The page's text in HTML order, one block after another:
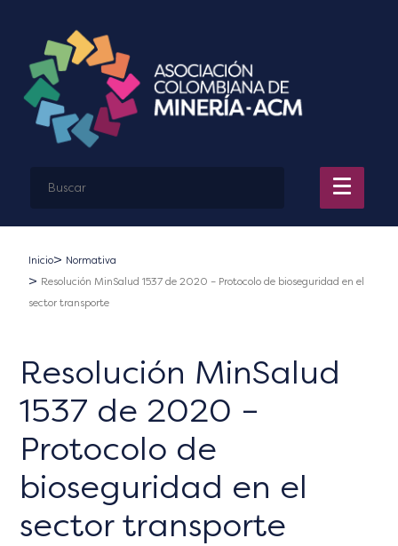
Inicio
Normativa
Resolución MinSalud 1537 de 2020 – Protocolo de bioseguridad en el
sector transporte
Resolución MinSalud
1537 de 2020 –
Protocolo de
bioseguridad en el
sector transporte